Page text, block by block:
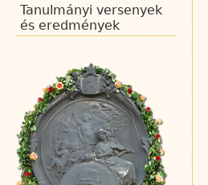
Tanulmányi versenyek
és eredmények